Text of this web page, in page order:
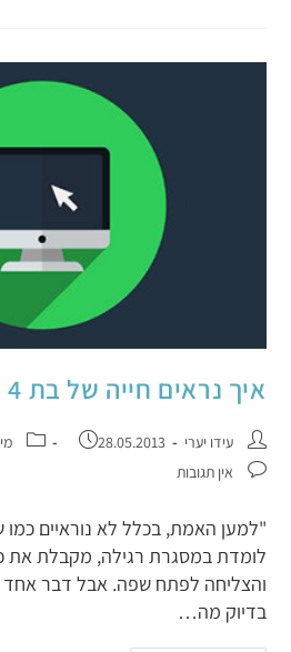
איך נראים חייה של בת 4 לקוית שמיעה?
עידו יערי 28.05.2013
אין תגובות
"למען האמת, בכלל לא נוראיים כמו
לומדת במסגרת רגילה, מקבלת את
והצליחה לפתח שפה. אבל דבר
בדיוק מה…